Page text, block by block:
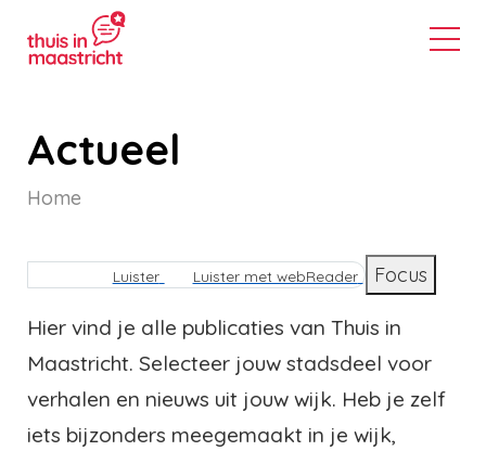
Actueel
Kruimelpad
Home
Luister Luister met webReader Focus
Hier vind je alle publicaties van Thuis in
Maastricht. Selecteer jouw stadsdeel voor
verhalen en nieuws uit jouw wijk. Heb je zelf
iets bijzonders meegemaakt in je wijk,